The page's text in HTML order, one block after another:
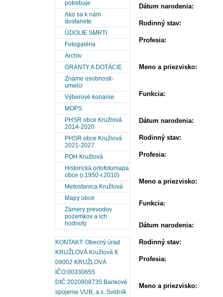
potrebuje
Ako sa k nám
dostanete
ÚDOLIE SMRTI
Fotogaléria
Archív
GRANTY A DOTÁCIE
Známe osobnosti-
umelci
Výberové konanie
MOPS
PHSR obce Kružlová
2014-2020
PHSR obce Kružlová
2021-2027
POH Kružlová
Historická ortofotomapa
obce (r.1950-r.2010)
Metostanica Kružlová
Mapy obce
Zámery prevodov
pozemkov a ich
hodnoty
KONTAKT: Obecný úrad
KRUŽLOVÁ Kružlová 8
09002 KRUŽLOVÁ
IČO:00330655
DIČ:2020808735 Bankové
spojenie VUB, a.s. Svidník
Dátum narodenia:
Rodinný stav:
Profesia:
Meno a priezvisko:
Funkcia:
Dátum narodenia:
Rodinný stav:
Profesia:
Meno a priezvisko:
Funkcia:
Dátum narodenia:
Rodinný stav:
Profesia:
Meno a priezvisko: